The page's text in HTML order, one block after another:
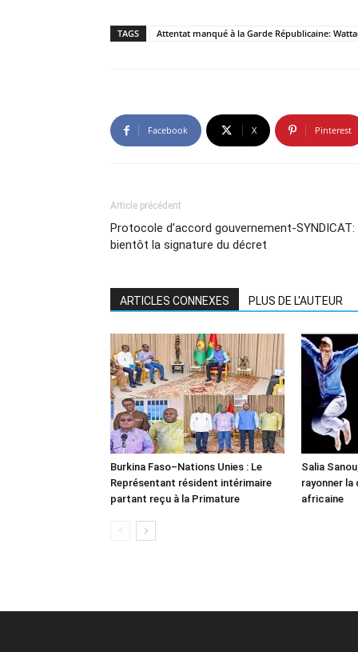
TAGS Attentat manqué à la Garde Républicaine:
Facebook X Pinterest
Article précédent
Protocole d’accord gouvernement-SYNDICAT:
bientôt la signature du décret
ARTICLES CONNEXES PLUS DE L'AUTEUR
Burkina Faso–Nations Unies : Le
Représentant résident intérimaire
partant reçu à la Primature
Salia
rayonner
africaine